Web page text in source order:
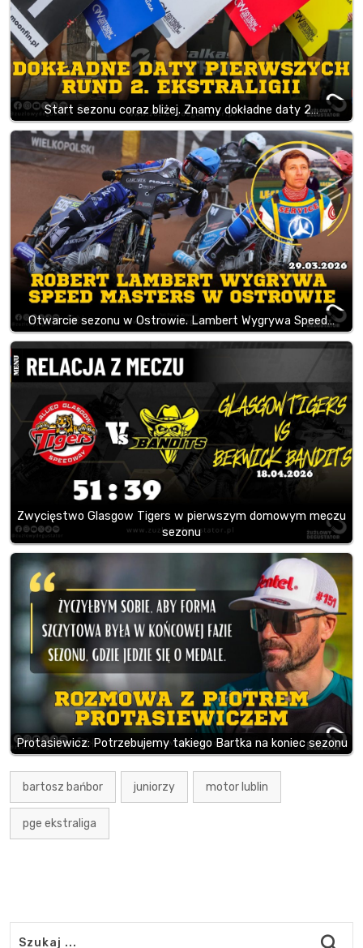
Start sezonu coraz bliżej. Znamy dokładne daty 2…
Otwarcie sezonu w Ostrowie. Lambert Wygrywa Speed…
Zwycięstwo Glasgow Tigers w pierwszym domowym meczu
sezonu
Protasiewicz: Potrzebujemy takiego Bartka na koniec sezonu
bartosz bańbor juniorzy motor lublin
pge ekstraliga